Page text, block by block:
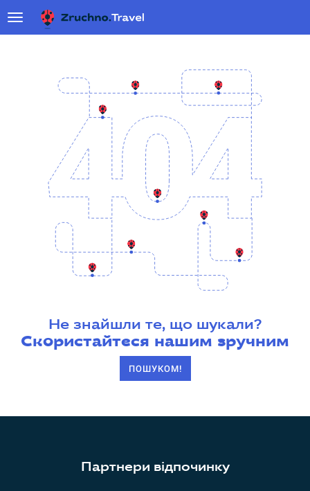
Не знайшли те, що шукали?
Скористайтеся нашим зручним
ПОШУКОМ!
Партнери відпочинку